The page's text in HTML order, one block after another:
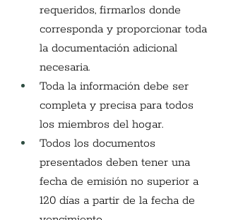
requeridos, firmarlos donde
corresponda y proporcionar toda
la documentación adicional
necesaria.
Toda la información debe ser
completa y precisa para todos
los miembros del hogar.
Todos los documentos
presentados deben tener una
fecha de emisión no superior a
120 días a partir de la fecha de